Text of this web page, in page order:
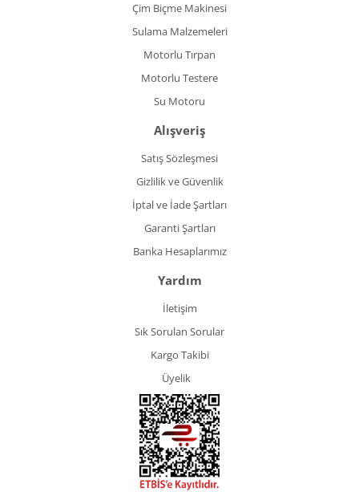
Çim Biçme Makinesi
Sulama Malzemeleri
Motorlu Tırpan
Motorlu Testere
Su Motoru
Alışveriş
Satış Sözleşmesi
Gizlilik ve Güvenlik
İptal ve İade Şartları
Garanti Şartları
Banka Hesaplarımız
Yardım
İletişim
Sık Sorulan Sorular
Kargo Takibi
Üyelik